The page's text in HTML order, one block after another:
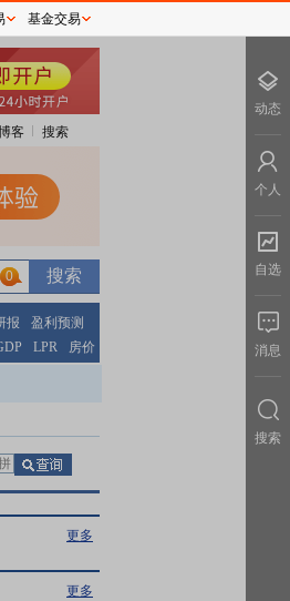
客 搜索
0
0
报
盈利预测
LPR 房价
更多
更多
基金交易
动态
个人
自选
消息
搜索